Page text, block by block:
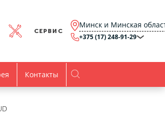
СЕРВИС
Минск и Минская
область
Гомель и Гомельская
+375 (17) 248-91-29
Контакты